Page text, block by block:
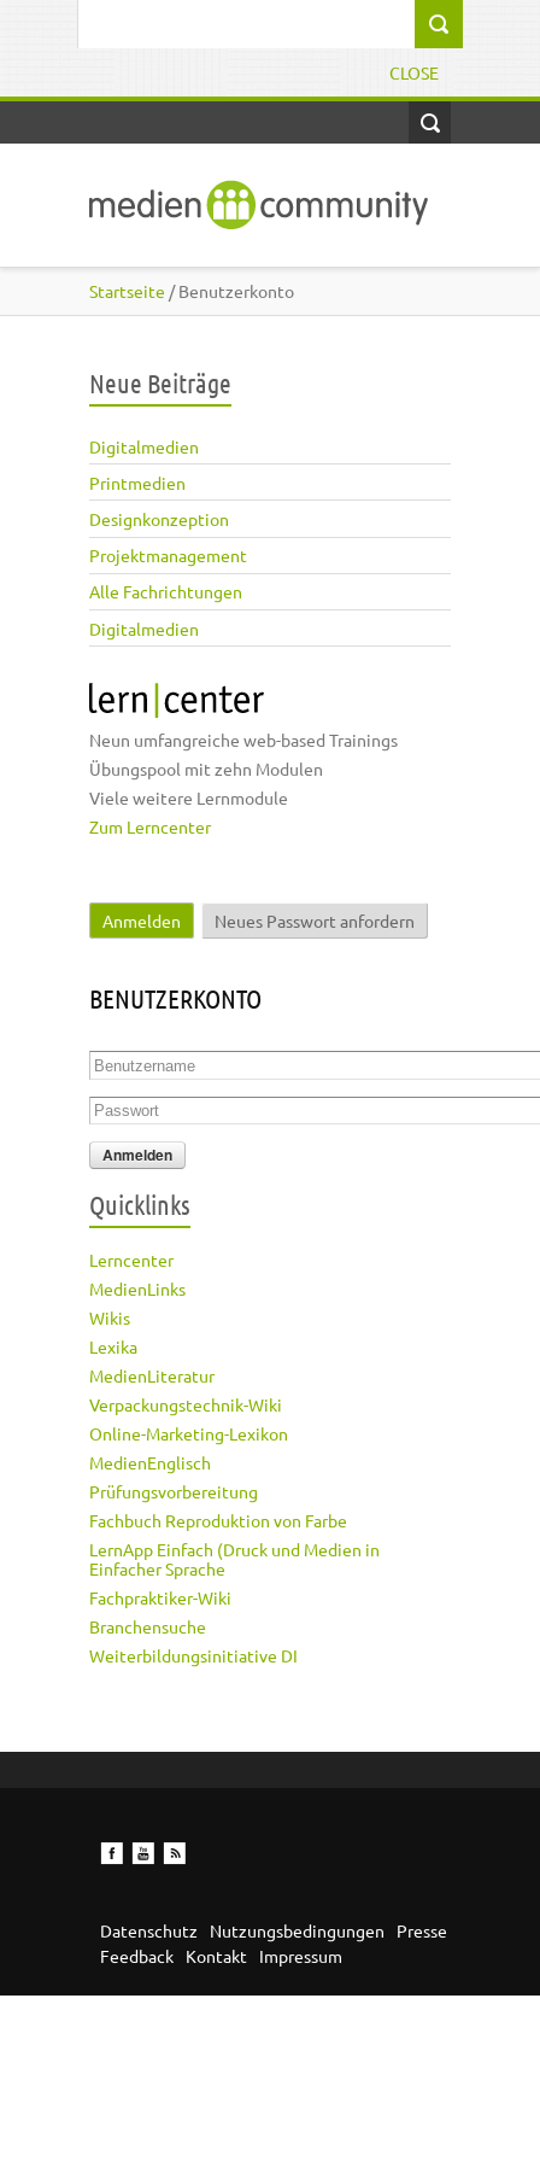
CLOSE
Startseite / Benutzerkonto
Neue Beiträge
Digitalmedien
Printmedien
Designkonzeption
Projektmanagement
Alle Fachrichtungen
Digitalmedien
Neun umfangreiche web-based Trainings
Übungspool mit zehn Modulen
Viele weitere Lernmodule
Zum Lerncenter
Haupt-Reiter
Anmelden (aktiver Reiter)
Neues Passwort anfordern
BENUTZERKONTO
Benutzername
Passwort
Quicklinks
Lerncenter
MedienLinks
Wikis
Lexika
MedienLiteratur
Verpackungstechnik-Wiki
Online-Marketing-Lexikon
MedienEnglisch
Prüfungsvorbereitung
Fachbuch Reproduktion von Farbe
LernApp Einfach (Druck und Medien in
Einfacher Sprache
Fachpraktiker-Wiki
Branchensuche
Weiterbildungsinitiative DI
Datenschutz Nutzungsbedingungen
Presse
Feedback
Kontakt Impressum